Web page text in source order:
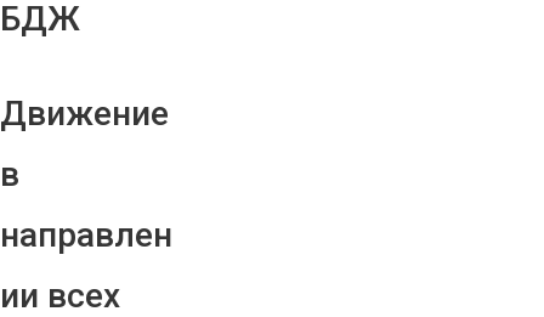
БДЖ
Движение
в
направлен
ии всех